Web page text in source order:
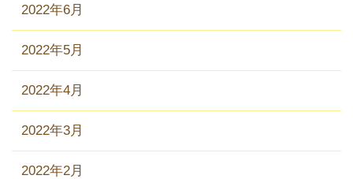
2022年6月
2022年5月
2022年4月
2022年3月
2022年2月